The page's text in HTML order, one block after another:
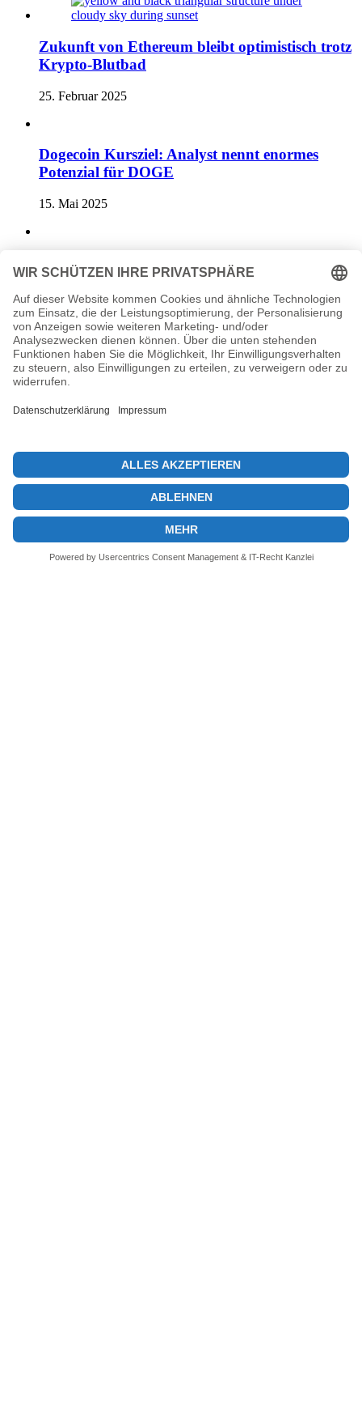
Zukunft von Ethereum bleibt optimistisch trotz
Krypto-Blutbad
25. Februar 2025
Dogecoin Kursziel: Analyst nennt enormes
Potenzial für DOGE
15. Mai 2025
Bitcoin Zahlungen: Block führt neue Funktion
bei Square ein
28. Mai 2025
Previous post
Altcoins in Nigeria: Die aufstrebenden Krypto-Trends
© 2026 KryptoInsights.de
ImpressumDatenschutz